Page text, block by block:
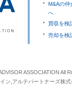
M&Aの仲
へ
買収を検
売却を検
ASSOCIATION All
ン アルテパートナーズ株式